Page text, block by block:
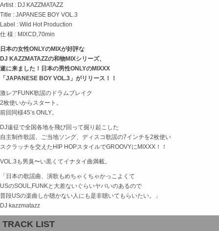
Artist : DJ KAZZMATAZZ
Title : JAPANESE BOY VOL.3
Label : Wild Hot Production
仕 様 : MIXCD,70min
日本の女性ONLYのMIXが好評な
DJ KAZZMATAZZの和物MIXシリーズ、
遂に来ました！日本の男性ONLYのMIXXX
「JAPANESE BOY VOL.3」がリリース！！
激レアFUNK歌謡のドラムブレイク
2枚使いからスタート。
前回同様45’s ONLY。
DJ遠征で全国各地を飛び回って掘り起こした
自主制作歌謡、ご当地ソング、ディスコ歌謡の7インチを2枚使い
スクラッチを交えたHIP HOPスタイルでGROOVYにMIXXX！！
VOL.3も男臭〜い黒くてイナタイ曲満載。
「日本の歌謡曲、演歌もめちゃくちゃかっこよくて
USのSOUL,FUNKと大差ないぐらいヤバいのあるので
普段USの楽曲しか聴かない人にも是非聴いてもらいたい。」
DJ kazzmatazz
TRACK LIST